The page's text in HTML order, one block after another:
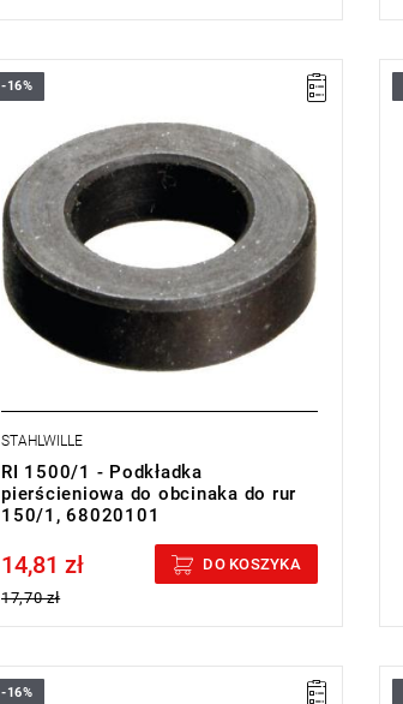
-16%
STAHLWILLE
RI 1500/1 - Podkładka
pierścieniowa do obcinaka do rur
150/1, 68020101
Price tax included
14,81 zł
17,70 zł
DO KOSZYKA
-16%